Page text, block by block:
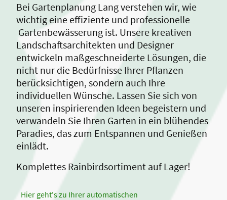
Bei Gartenplanung Lang verstehen wir, wie
wichtig eine effiziente und professionelle
Gartenbewässerung ist. Unsere kreativen
Landschaftsarchitekten und Designer
entwickeln maßgeschneiderte Lösungen, die
nicht nur die Bedürfnisse Ihrer Pflanzen
berücksichtigen, sondern auch Ihre
individuellen Wünsche. Lassen Sie sich von
unseren inspirierenden Ideen begeistern und
verwandeln Sie Ihren Garten in ein blühendes
Paradies, das zum Entspannen und Genießen
einlädt.
Komplettes Rainbirdsortiment auf Lager!
Hier geht's zu Ihrer automatischen